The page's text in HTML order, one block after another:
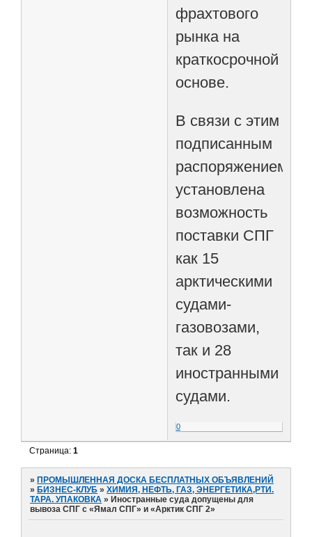
фрахтового
рынка на
краткосрочной
основе.
В связи с этим
подписанным
распоряжением
установлена
возможность
поставки СПГ
как 15
арктическими
судами-
газовозами,
так и 28
иностранными
судами.
0
Страница:1
» ПРОМЫШЛЕННАЯ ДОСКА БЕСПЛАТНЫХ ОБЪЯВЛЕНИЙ
» БИЗНЕС-КЛУБ »ХИМИЯ, НЕФТЬ, ГАЗ, ЭНЕРГЕТИКА,РТИ.
ТАРА. УПАКОВКА » Иностранные суда допущены для
вывоза СПГ с «Ямал СПГ» и «Арктик СПГ 2»